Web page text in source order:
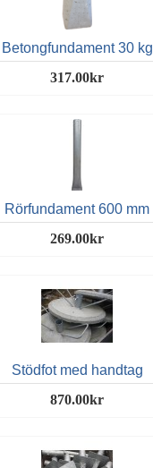
Betongfundament 30 kg
317.00kr
Rörfundament 600 mm
269.00kr
Stödfot med handtag
870.00kr